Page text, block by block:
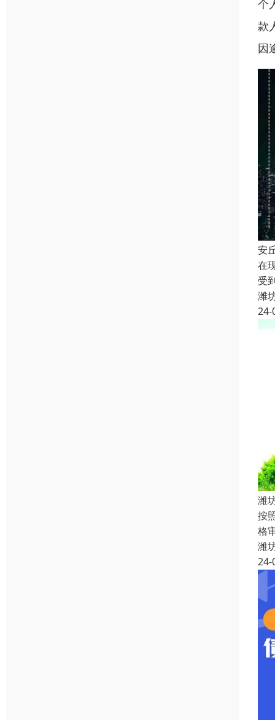
个
款
因
安
在
受
潍
24-
潍
按
格
潍
24-